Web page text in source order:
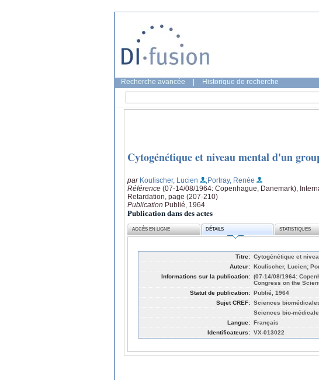
Recherche avancée Historique de recherche
Cytogénétique et niveau mental d'un
par Koulischer, Lucien
;Portray, Renée
Référence (07-14/08/1964: Copenhague, Danemark),
Retardation, page (207-210)
Publication Publié, 1964
Publication dans des actes
ACCÈS EN LIGNE DÉTAILS STATISTIQUES
Titre: Cytogénétique et
Auteur: Koulischer, Lucien;
Informations sur la publication: (07-14/08/1964:
Congress on the
Statut de publication: Publié, 1964
Sujet CREF: Sciences
Sciences bio-
Langue: Français
Identificateurs: VX-013022